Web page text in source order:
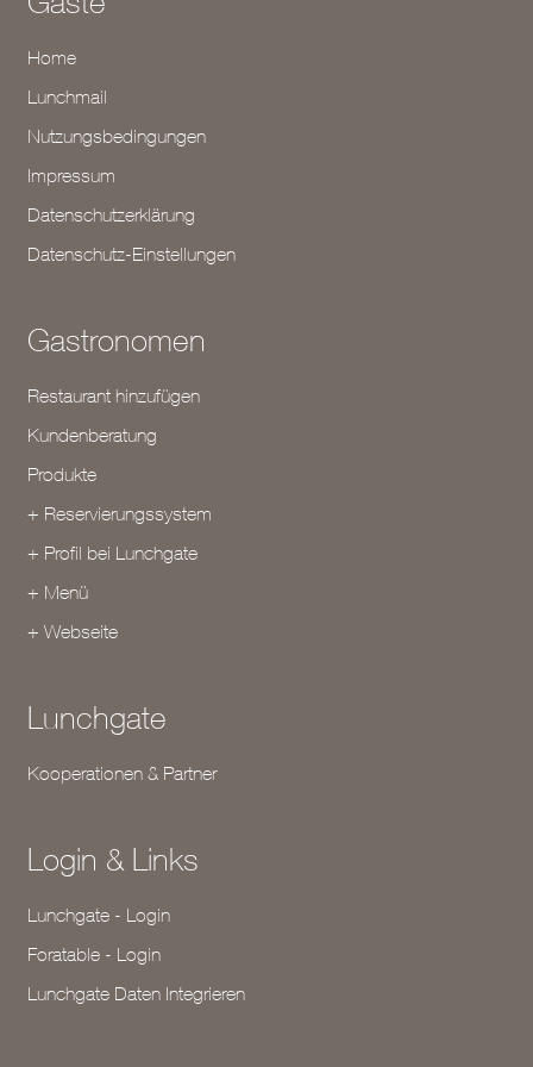
Home
Lunchmail
Nutzungsbedingungen
Impressum
Datenschutzerklärung
Datenschutz-Einstellungen
Gastronomen
Restaurant hinzufügen
Kundenberatung
Produkte
+ Reservierungssystem
+ Profil bei Lunchgate
+ Menü
+ Webseite
Lunchgate
Kooperationen & Partner
Login & Links
Lunchgate - Login
Foratable - Login
Lunchgate Daten Integrieren